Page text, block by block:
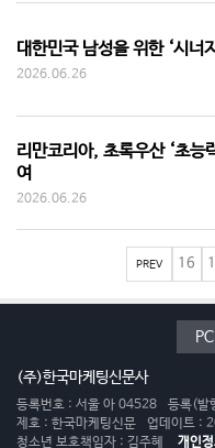
대한민국 남성을 위한 ‘시너
2026.06.26
리만코리아, 초록우산 ‘초능
여
2026.06.26
PREV 16
(주)한국마케팅신문사
등록번호 : 서울 아 04528
등록(발
제호 : 한국마케팅신문
업데이트 :
청소년 보호책임자 : 김주혜
개인